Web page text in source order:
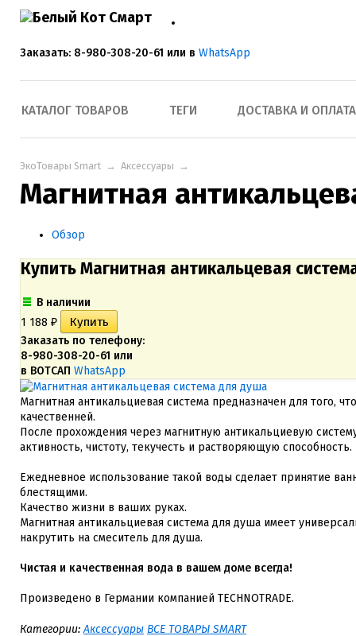
Заказать: 8-980-308-20-61 или в WhatsApp
КАТАЛОГ ТОВАРОВ ТЕГИ ДОСТАВКА И ОПЛАТА
ЭкоТовары Smart → Аксессуары →
Магнитная
Обзор
Купить Магнитная антикальцевая
В наличии
1 188 ₽
Заказать по телефону:
8-980-308-20-61 или
в ВОТСАП WhatsApp
Магнитная антикальциевая система предназначен для того,
качественней.
После прохождения через магнитную антикальциевую
активность, чистоту, текучесть и растворяющую способность.
Ежедневное использование такой воды сделает принятие
блестящими.
Качество жизни в ваших руках.
Магнитная антикальциевая система для душа имеет
накрутить на смеситель для душа.
Чистая и качественная вода в вашем доме всегда!
Произведено в Германии компанией TECHNOTRADE.
Категории:Аксессуары ВСЕ ТОВАРЫ SMART